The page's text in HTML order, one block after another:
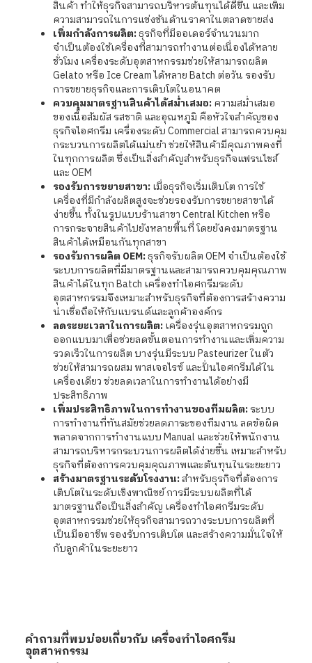
สินค้า ทำให้ธุรกิจสามารถบริหารต้นทุนได้ดีขึ้น และเพิ่ม
ความสามารถในการแข่งขันด้านราคาในตลาดขายส่ง
เพิ่มกำลังการผลิต:ธุรกิจที่มีออเดอร์จำนวนมาก
จำเป็นต้องใช้เครื่องที่สามารถทำงานต่อเนื่องได้หลาย
ชั่วโมง เครื่องระดับอุตสาหกรรมช่วยให้สามารถผลิต
Gelato หรือ Ice Cream ได้หลาย Batch ต่อวัน รองรับ
การขยายธุรกิจและการเติบโตในอนาคต
ควบคุมมาตรฐานสินค้าได้สม่ำเสมอ:ความสม่ำเสมอ
ของเนื้อสัมผัส รสชาติ และอุณหภูมิ คือหัวใจสำคัญของ
ธุรกิจไอศกรีม เครื่องระดับ Commercial สามารถควบคุม
กระบวนการผลิตได้แม่นยำ ช่วยให้สินค้ามีคุณภาพคงที่
ในทุกการผลิต ซึ่งเป็นสิ่งสำคัญสำหรับธุรกิจแฟรนไชส์
และ OEM
รองรับการขยายสาขา:เมื่อธุรกิจเริ่มเติบโต การใช้
เครื่องที่มีกำลังผลิตสูงจะช่วยรองรับการขยายสาขาได้
ง่ายขึ้น ทั้งในรูปแบบร้านสาขา Central Kitchen หรือ
การกระจายสินค้าไปยังหลายพื้นที่ โดยยังคงมาตรฐาน
สินค้าได้เหมือนกันทุกสาขา
รองรับการผลิต OEM:ธุรกิจรับผลิต OEM จำเป็นต้องใช้
ระบบการผลิตที่มีมาตรฐานและสามารถควบคุมคุณภาพ
สินค้าได้ในทุก Batch เครื่องทำไอศกรีมระดับ
อุตสาหกรรมจึงเหมาะสำหรับธุรกิจที่ต้องการสร้างความ
น่าเชื่อถือให้กับแบรนด์และลูกค้าองค์กร
ลดระยะเวลาในการผลิต:เครื่องรุ่นอุตสาหกรรมถูก
ออกแบบมาเพื่อช่วยลดขั้นตอนการทำงานและเพิ่มความ
รวดเร็วในการผลิต บางรุ่นมีระบบ Pasteurizer ในตัว
ช่วยให้สามารถผสม พาสเจอไรซ์ และปั่นไอศกรีมได้ใน
เครื่องเดียว ช่วยลดเวลาในการทำงานได้อย่างมี
ประสิทธิภาพ
เพิ่มประสิทธิภาพในการทำงานของทีมผลิต:ระบบ
การทำงานที่ทันสมัยช่วยลดภาระของทีมงาน ลดข้อผิด
พลาดจากการทำงานแบบ Manual และช่วยให้พนักงาน
สามารถบริหารกระบวนการผลิตได้ง่ายขึ้น เหมาะสำหรับ
ธุรกิจที่ต้องการควบคุมคุณภาพและต้นทุนในระยะยาว
สร้างมาตรฐานระดับโรงงาน:สำหรับธุรกิจที่ต้องการ
เติบโตในระดับเชิงพาณิชย์ การมีระบบผลิตที่ได้
มาตรฐานถือเป็นสิ่งสำคัญ เครื่องทำไอศกรีมระดับ
อุตสาหกรรมช่วยให้ธุรกิจสามารถวางระบบการผลิตที่
เป็นมืออาชีพ รองรับการเติบโต และสร้างความมั่นใจให้
กับลูกค้าในระยะยาว
คำถามที่พบบ่อยเกี่ยวกับ เครื่องทำไอศกรีม
อุตสาหกรรม